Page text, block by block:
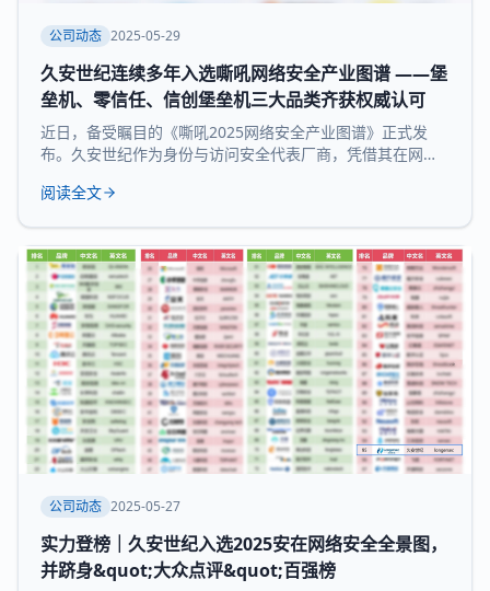
公司动态 2025-05-29
久安世纪连续多年入选嘶吼网络安全产业图谱 ——堡
垒机、零信任、信创堡垒机三大品类齐获权威认可
近日，备受瞩目的《嘶吼2025网络安全产业图谱》正式发
布。久安世纪作为身份与访问安全代表厂商，凭借其在网络
垒机、零信任、信创堡垒机 三大细分领域，再次展现了领先
图谱》凭借深入的调研、专业的分析，全景式展现网络安全
产业的最新态势，挖掘潜在发展机遇，为
阅读全文
公司动态 2025-05-27
实力登榜｜久安世纪入选2025安在网络安全全景图，
并跻身&quot;大众点评&quot;百强榜